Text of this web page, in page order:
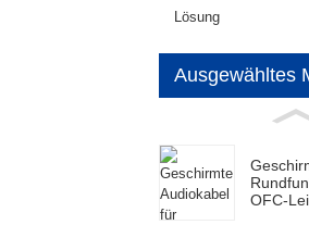
Lösung
Ausgewähltes
OFC-